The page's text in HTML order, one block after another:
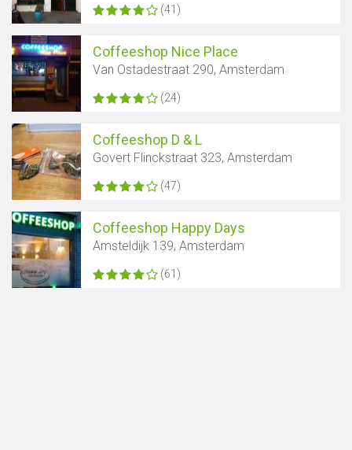
(41)
Coffeeshop Nice Place
Van Ostadestraat 290, Amsterdam
(24)
Coffeeshop D & L
Govert Flinckstraat 323, Amsterdam
(47)
Coffeeshop Happy Days
Amsteldijk 139, Amsterdam
(61)